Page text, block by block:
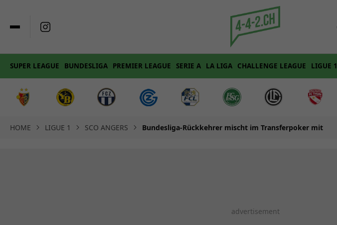
SUPER LEAGUE BUNDESLIGA PREMIER LEAGUE SERIE A LA LIGA CHALLENGE LEAGUE LIGUE 1
HOME LIGUE 1 SCO ANGERS Bundesliga-Rückkehrer mischt im Transferpoker mit